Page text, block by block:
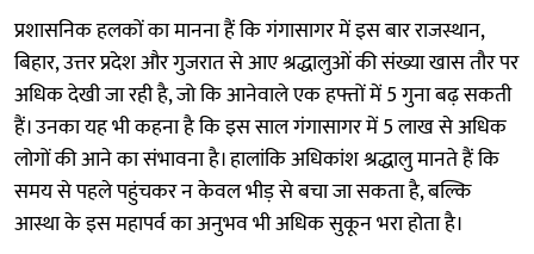
प्रशासनिक हलकों का मानना हैं कि गंगासागर में इस बार राजस्थान,
बिहार, उत्तर प्रदेश और गुजरात से आए श्रद्धालुओं की संख्या खास तौर पर
अधिक देखी जा रही है, जो कि आनेवाले एक हफ्तों में 5 गुना बढ़ सकती
हैं। उनका यह भी कहना है कि इस साल गंगासागर में 5 लाख से अधिक
लोगों की आने का संभावना है। हालांकि अधिकांश श्रद्धालु मानते हैं कि
समय से पहले पहुंचकर न केवल भीड़ से बचा जा सकता है, बल्कि
आस्था के इस महापर्व का अनुभव भी अधिक सुकून भरा होता है।